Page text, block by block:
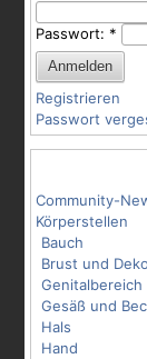
Passwort: *
Registrieren
Passwort
Community-
Körperstellen
Bauch
Brust und
Genitalbereich
Gesäß und
Hals
Hand